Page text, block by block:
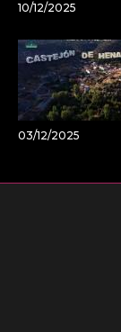
10/12/2025
03/12/2025